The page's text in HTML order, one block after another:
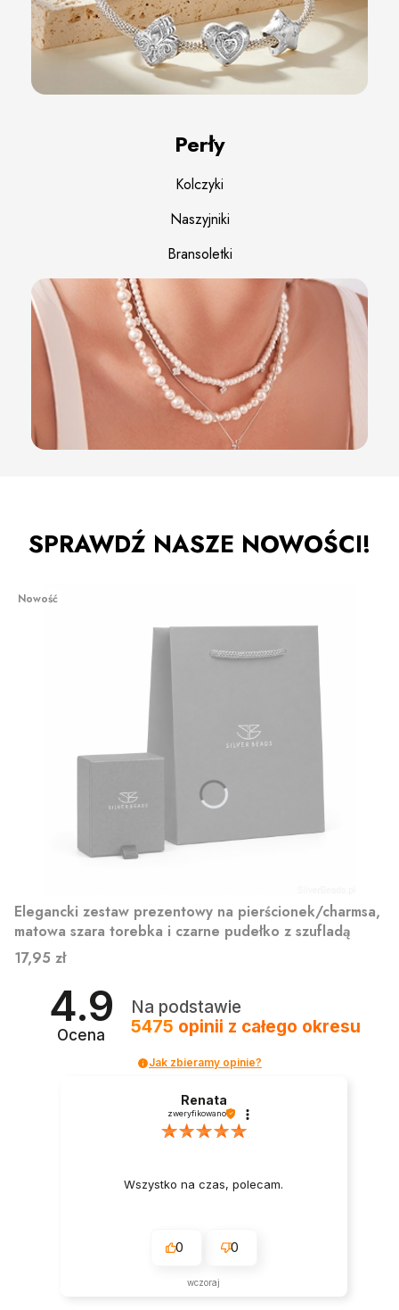
Perły
Kolczyki
Naszyjniki
Bransoletki
SPRAWDŹ NASZE NOWOŚCI!
Nowość
Elegancki zestaw prezentowy na pierścionek/charmsa,
matowa szara torebka i czarne pudełko z szufladą
Cena
17,95 zł
4.9
Ocena
Na podstawie
5475 opinii z całego okresu
Jak zbieramy opinie?
Renata
zweryfikowano
Wszystko na czas, polecam.
0 0
wczoraj